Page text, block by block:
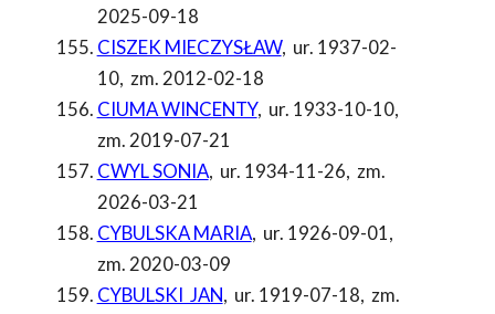
2025-09-18
CISZEK MIECZYSŁAW, ur. 1937-02-
10, zm. 2012-02-18
CIUMA WINCENTY, ur. 1933-10-10,
zm. 2019-07-21
CWYL SONIA, ur. 1934-11-26, zm.
2026-03-21
CYBULSKA MARIA, ur. 1926-09-01,
zm. 2020-03-09
CYBULSKI JAN, ur. 1919-07-18, zm.